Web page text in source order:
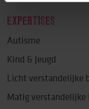
EXPERTISES
Autisme
Kind & Jeugd
Licht verstandelijke
Matig verstandelijke